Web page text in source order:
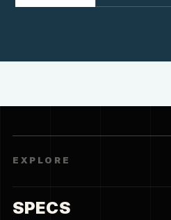
EXPLORE
SPECS